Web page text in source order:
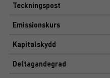
Teckningspost
Emissionskurs
Kapitalskydd
Deltagandegrad